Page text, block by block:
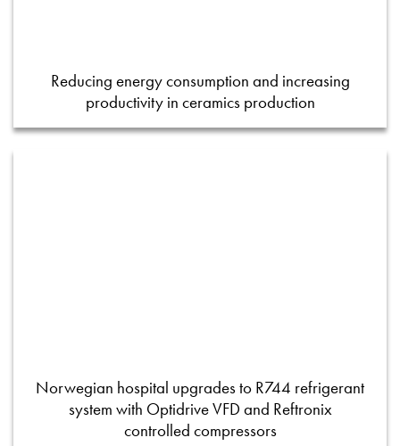
Reducing energy consumption and increasing
productivity in ceramics production
Norwegian hospital upgrades to R744 refrigerant
system with Optidrive VFD and Reftronix
controlled compressors